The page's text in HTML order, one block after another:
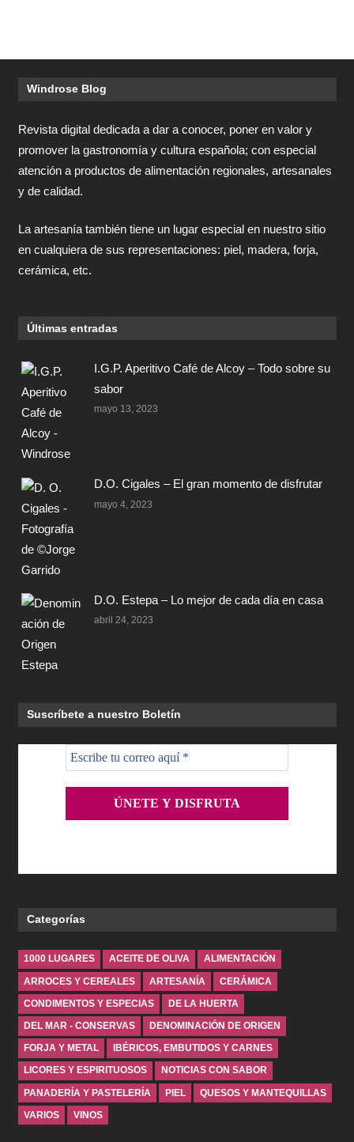
Windrose Blog
Revista digital dedicada a dar a conocer, poner en valor y
promover la gastronomía y cultura española; con especial
atención a productos de alimentación regionales, artesanales
y de calidad.
La artesanía también tiene un lugar especial en nuestro sitio
en cualquiera de sus representaciones: piel, madera, forja,
cerámica, etc.
Últimas entradas
I.G.P. Aperitivo Café de Alcoy – Todo sobre su
sabor
mayo 13, 2023
D.O. Cigales – El gran momento de disfrutar
mayo 4, 2023
D.O. Estepa – Lo mejor de cada día en casa
abril 24, 2023
Suscríbete a nuestro Boletín
Categorías
1000 LUGARES ACEITE DE OLIVA ALIMENTACIÓN
ARROCES Y CEREALES ARTESANÍA CERÁMICA
CONDIMENTOS Y ESPECIAS DE LA HUERTA
DEL MAR - CONSERVAS DENOMINACIÓN DE ORIGEN
FORJA Y METAL IBÉRICOS, EMBUTIDOS Y CARNES
LICORES Y ESPIRITUOSOS NOTICIAS CON SABOR
PANADERÍA Y PASTELERÍA PIEL QUESOS Y MANTEQUILLAS
VARIOS VINOS